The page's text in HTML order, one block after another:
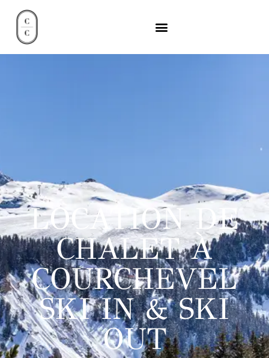
LOCATION DE
CHALET À
COURCHEVEL
SKI IN & SKI
OUT